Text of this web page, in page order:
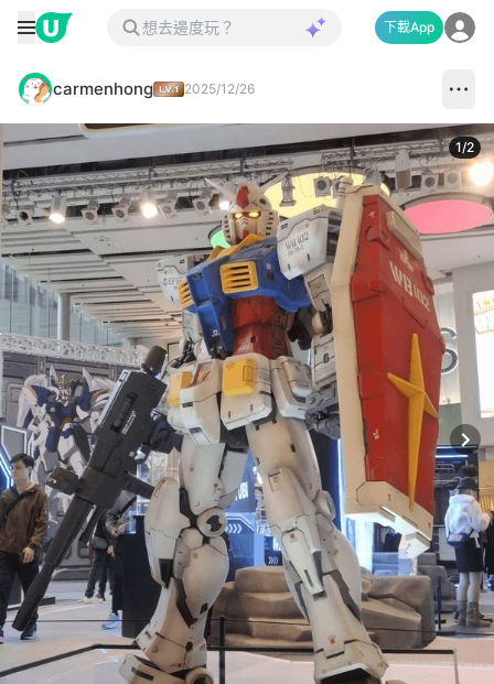
下載App
carmenhong 2025/12/26
1/2